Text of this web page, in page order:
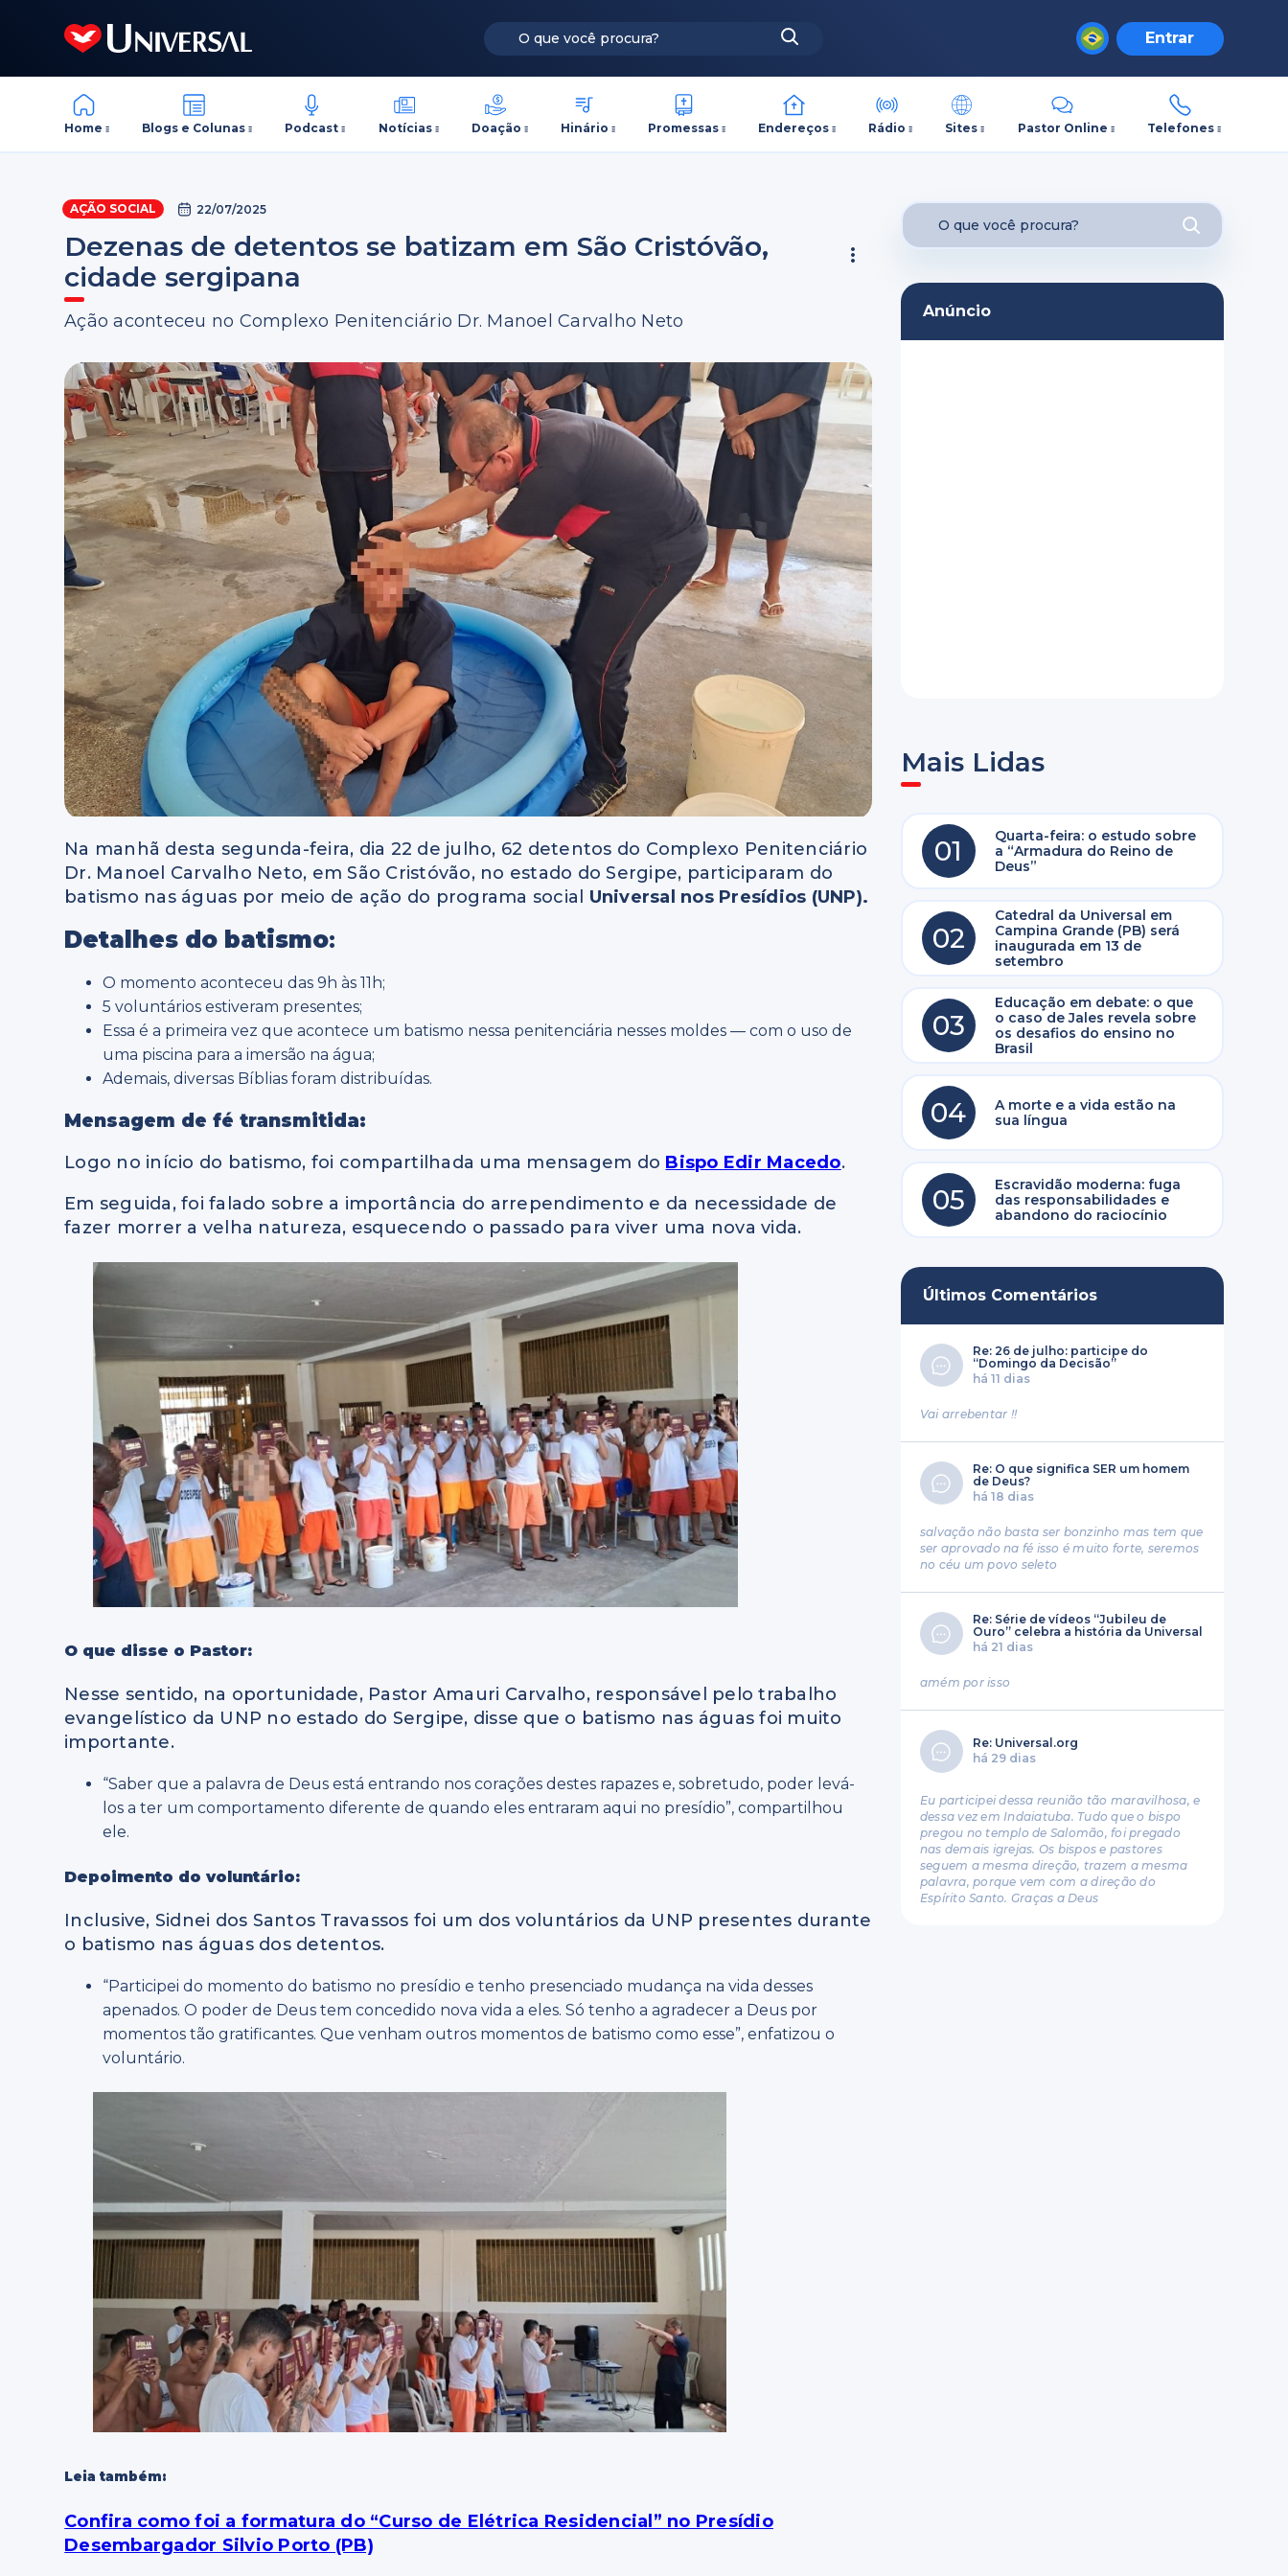
Entrar
Home Blogs e Colunas Podcast Notícias Doação Hinário Promessas Endereços Rádio Sites Pastor Online Telefones
AÇÃO SOCIAL 22/07/2025
Dezenas de detentos se batizam em São Cristóvão,
cidade sergipana
Ação aconteceu no Complexo Penitenciário Dr. Manoel Carvalho Neto
Na manhã desta segunda-feira, dia 22 de julho, 62 detentos do Complexo Penitenciário
Dr. Manoel Carvalho Neto, em São Cristóvão, no estado do Sergipe, participaram do
batismo nas águas por meio de ação do programa social Universal nos Presídios (UNP).
Detalhes do batismo:
O momento aconteceu das 9h às 11h;
5 voluntários estiveram presentes;
Essa é a primeira vez que acontece um batismo nessa penitenciária nesses moldes — com o uso de
uma piscina para a imersão na água;
Ademais, diversas Bíblias foram distribuídas.
Mensagem de fé transmitida:
Logo no início do batismo, foi compartilhada uma mensagem do Bispo Edir Macedo.
Em seguida, foi falado sobre a importância do arrependimento e da necessidade de
fazer morrer a velha natureza, esquecendo o passado para viver uma nova vida.
O que disse o Pastor:
Nesse sentido, na oportunidade, Pastor Amauri Carvalho, responsável pelo trabalho
evangelístico da UNP no estado do Sergipe, disse que o batismo nas águas foi muito
importante.
“Saber que a palavra de Deus está entrando nos corações destes rapazes e, sobretudo, poder levá-
los a ter um comportamento diferente de quando eles entraram aqui no presídio”, compartilhou
ele.
Depoimento do voluntário:
Inclusive, Sidnei dos Santos Travassos foi um dos voluntários da UNP presentes durante
o batismo nas águas dos detentos.
“Participei do momento do batismo no presídio e tenho presenciado mudança na vida desses
apenados. O poder de Deus tem concedido nova vida a eles. Só tenho a agradecer a Deus por
momentos tão gratificantes. Que venham outros momentos de batismo como esse”, enfatizou o
voluntário.
Leia também:
Confira como foi a formatura do “Curso de Elétrica Residencial” no Presídio
Desembargador Silvio Porto (PB)
Anúncio
Mais Lidas
01
Quarta-feira: o estudo sobre
a “Armadura do Reino de
Deus”
02
Catedral da Universal em
Campina Grande (PB) será
inaugurada em 13 de
setembro
03
Educação em debate: o que
o caso de Jales revela sobre
os desafios do ensino no
Brasil
04
A morte e a vida estão na
sua língua
05
Escravidão moderna: fuga
das responsabilidades e
abandono do raciocínio
Últimos Comentários
Re: 26 de julho: participe do
“Domingo da Decisão”
há 11 dias
Vai arrebentar !!
Re: O que significa SER um homem
de Deus?
há 18 dias
salvação não basta ser bonzinho mas tem que
ser aprovado na fé isso é muito forte, seremos
no céu um povo seleto
Re: Série de vídeos “Jubileu de
Ouro” celebra a história da Universal
há 21 dias
amém por isso
Re: Universal.org
há 29 dias
Eu participei dessa reunião tão maravilhosa, e
dessa vez em Indaiatuba. Tudo que o bispo
pregou no templo de Salomão, foi pregado
nas demais igrejas. Os bispos e pastores
seguem a mesma direção, trazem a mesma
palavra, porque vem com a direção do
Espírito Santo. Graças a Deus